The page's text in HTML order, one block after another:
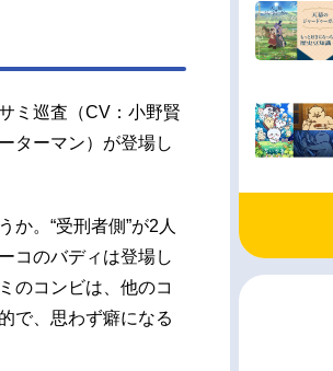
ミ巡査（CV：小野賢
ターマン）が登場し
か。“受刑者側”が2人
コのバディは登場し
のコンビは、他のコ
で、思わず癖になる